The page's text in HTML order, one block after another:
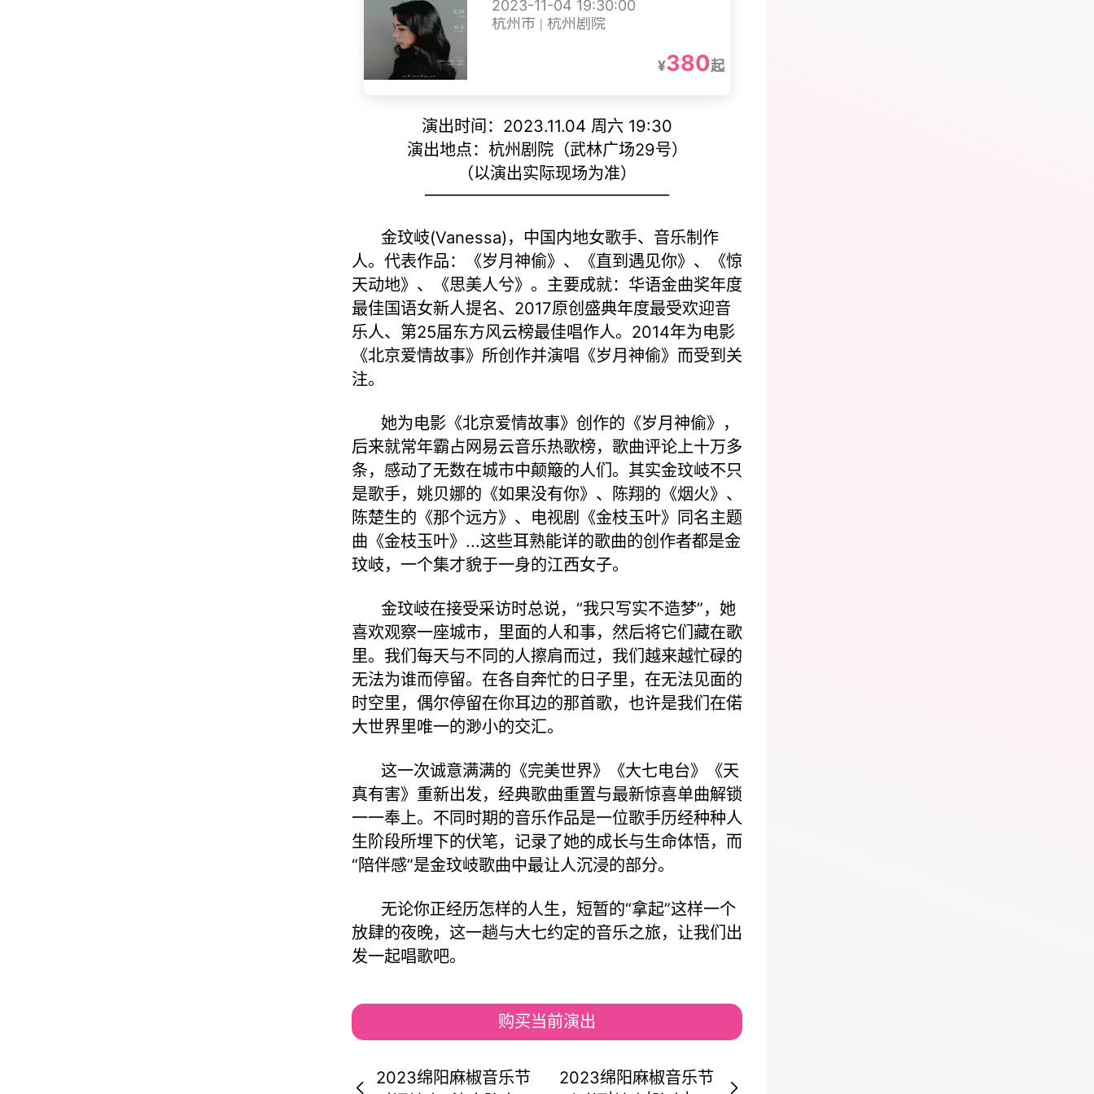
2023-11-04 19:30:00
杭州市 | 杭州剧院
¥380起
演出时间：2023.11.04 周六 19:30
演出地点：杭州剧院（武林广场29号）
（以演出实际现场为准）
———————————————
金玟岐(Vanessa)，中国内地女歌手、音乐制作
人。代表作品：《岁月神偷》、《直到遇见你》、《惊
天动地》、《思美人兮》。主要成就：华语金曲奖年度
最佳国语女新人提名、2017原创盛典年度最受欢迎音
乐人、第25届东方风云榜最佳唱作人。2014年为电影
《北京爱情故事》所创作并演唱《岁月神偷》而受到关
注。
她为电影《北京爱情故事》创作的《岁月神偷》，
后来就常年霸占网易云音乐热歌榜，歌曲评论上十万多
条，感动了无数在城市中颠簸的人们。其实金玟岐不只
是歌手，姚贝娜的《如果没有你》、陈翔的《烟火》、
陈楚生的《那个远方》、电视剧《金枝玉叶》同名主题
曲《金枝玉叶》...这些耳熟能详的歌曲的创作者都是金
玟岐，一个集才貌于一身的江西女子。
金玟岐在接受采访时总说，“我只写实不造梦”，她
喜欢观察一座城市，里面的人和事，然后将它们藏在歌
里。我们每天与不同的人擦肩而过，我们越来越忙碌的
无法为谁而停留。在各自奔忙的日子里，在无法见面的
时空里，偶尔停留在你耳边的那首歌，也许是我们在偌
大世界里唯一的渺小的交汇。
这一次诚意满满的《完美世界》《大七电台》《天
真有害》重新出发，经典歌曲重置与最新惊喜单曲解锁
一一奉上。不同时期的音乐作品是一位歌手历经种种人
生阶段所埋下的伏笔，记录了她的成长与生命体悟，而
“陪伴感”是金玟岐歌曲中最让人沉浸的部分。
无论你正经历怎样的人生，短暂的“拿起”这样一个
放肆的夜晚，这一趟与大七约定的音乐之旅，让我们出
发一起唱歌吧。
购买当前演出
2023绵阳麻椒音乐节
2023绵阳麻椒音乐节